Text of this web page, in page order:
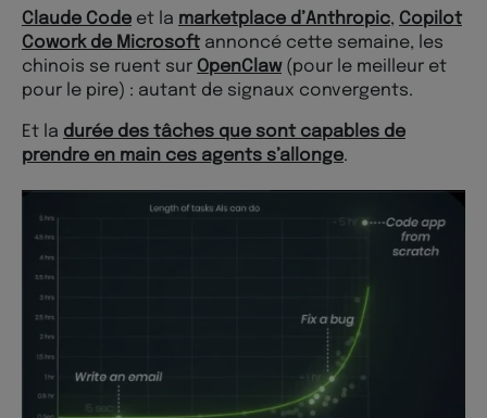
Claude Code et la marketplace d’Anthropic, Copilot
Cowork de Microsoft annoncé cette semaine, les
chinois se ruent sur OpenClaw(pour le meilleur et
pour le pire) : autant de signaux convergents.
Et la durée des tâches que sont capables de
prendre en main ces agents s’allonge.